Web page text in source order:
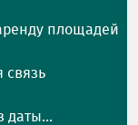
площадей
связь
даты...